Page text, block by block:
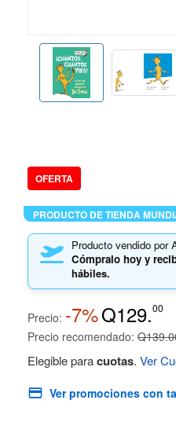
OFERTA
PRODUCTO DE TIENDA
Producto vendido por
Cómpralo hoy y
hábiles.
Precio: -7%Q129.00
Precio recomendado:
Elegible paracuotas. Ver
Ver promociones con